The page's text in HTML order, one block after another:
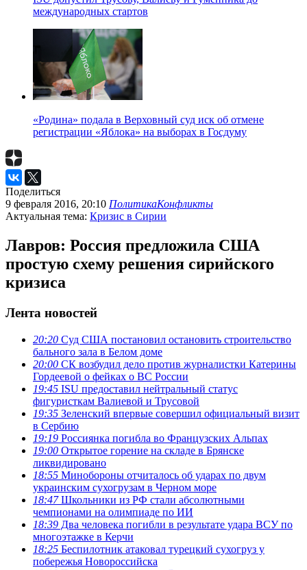
международных стартов
«Родина» подала в Верховный суд иск об отмене
регистрации «Яблока» на выборах в Госдуму
Поделиться
9 февраля 2016, 20:10 ПолитикаКонфликты
Актуальная тема: Кризис в Сирии
Лавров: Россия предложила США
простую схему решения сирийского
кризиса
Лента новостей
20:20 Суд США постановил остановить строительство
бального зала в Белом доме
20:00 СК возбудил дело против журналистки Катерины
Гордеевой о фейках о ВС России
19:45 ISU предоставил нейтральный статус
фигуристкам Валиевой и Трусовой
19:35 Зеленский впервые совершил официальный визит
в Сербию
19:19 Россиянка погибла во Французских Альпах
19:00 Открытое горение на складе в Брянске
ликвидировано
18:55 Минобороны отчиталось об ударах по двум
украинским сухогрузам в Черном море
18:47Школьники из РФ стали абсолютными
чемпионами на олимпиаде по ИИ
18:39 Два человека погибли в результате удара ВСУ по
многоэтажке в Керчи
18:25 Беспилотник атаковал турецкий сухогруз у
побережья Новороссийска